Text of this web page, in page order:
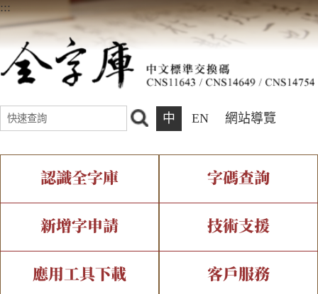
:::
中 EN 網站導覽
認識全字庫
全字庫介紹 全字庫現況
中文碼介紹 專有名詞介紹
字碼查詢
IDS查詢 部件查詢
複合查詢 注音查詢
新增字申請
新字申請處理流程
技術支援
字形即時顯示 造字解決方案
應用工具下載 客戶服務